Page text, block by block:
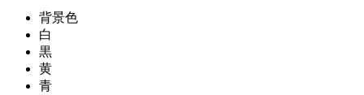
背景色
白
黒
黄
青